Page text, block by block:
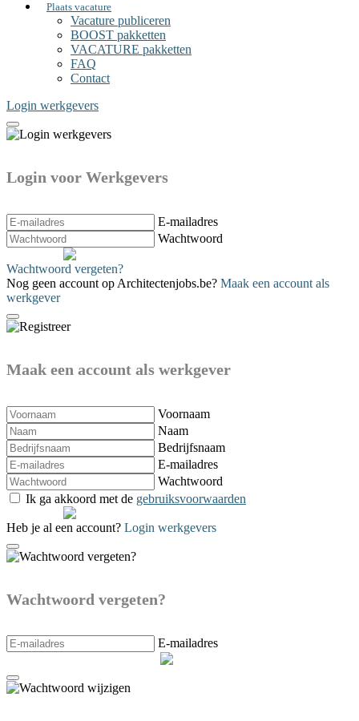
Plaats vacature
Vacature publiceren
BOOST pakketten
VACATURE pakketten
FAQ
Contact
Login werkgevers
Login voor Werkgevers
E-mailadres
Wachtwoord
Wachtwoord vergeten?
Nog geen account op Architectenjobs.be? Maak een account als
werkgever
Maak een account als werkgever
Voornaam
Naam
Bedrijfsnaam
E-mailadres
Wachtwoord
Ik ga akkoord met de gebruiksvoorwaarden
Heb je al een account? Login werkgevers
Wachtwoord vergeten?
E-mailadres